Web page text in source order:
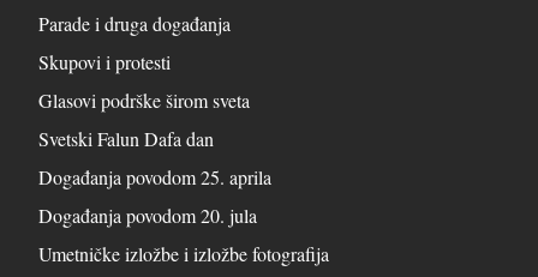
Parade i druga događanja
Skupovi i protesti
Glasovi podrške širom sveta
Svetski Falun Dafa dan
Događanja povodom 25. aprila
Događanja povodom 20. jula
Umetničke izložbe i izložbe fotografija